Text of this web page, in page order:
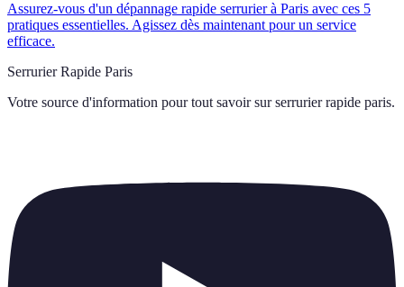
Assurez-vous d'un dépannage rapide serrurier à Paris avec ces 5
pratiques essentielles. Agissez dès maintenant pour un service
efficace.
Serrurier Rapide Paris
Votre source d'information pour tout savoir sur serrurier rapide paris.